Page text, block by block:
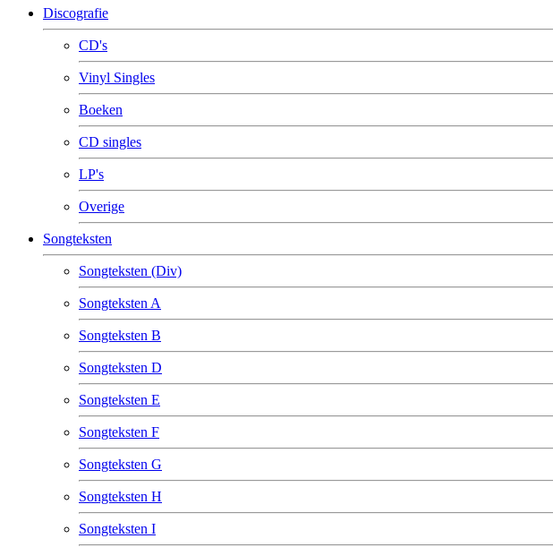
Discografie
CD's
Vinyl Singles
Boeken
CD singles
LP's
Overige
Songteksten
Songteksten (Div)
Songteksten A
Songteksten B
Songteksten D
Songteksten E
Songteksten F
Songteksten G
Songteksten H
Songteksten I